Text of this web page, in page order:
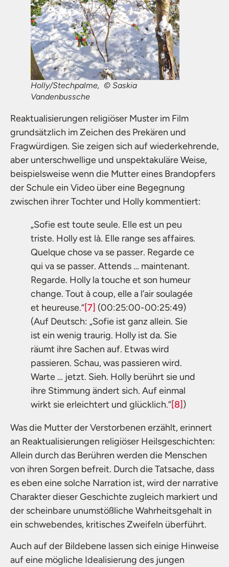
Holly/Stechpalme, © Saskia
Vandenbussche
Reaktualisierungen religiöser Muster im Film
grundsätzlich im Zeichen des Prekären und
Fragwürdigen. Sie zeigen sich auf wiederkehrende,
aber unterschwellige und unspektakuläre Weise,
beispielsweise wenn die Mutter eines Brandopfers
der Schule ein Video über eine Begegnung
zwischen ihrer Tochter und Holly kommentiert:
„Sofie est toute seule. Elle est un peu
triste. Holly est là. Elle range ses affaires.
Quelque chose va se passer. Regarde ce
qui va se passer. Attends … maintenant.
Regarde. Holly la touche et son humeur
change. Tout à coup, elle a l’air soulagée
et heureuse.“[7] (00:25:00-00:25:49)
(Auf Deutsch: „Sofie ist ganz allein. Sie
ist ein wenig traurig. Holly ist da. Sie
räumt ihre Sachen auf. Etwas wird
passieren. Schau, was passieren wird.
Warte … jetzt. Sieh. Holly berührt sie und
ihre Stimmung ändert sich. Auf einmal
wirkt sie erleichtert und glücklich.“[8])
Was die Mutter der Verstorbenen erzählt, erinnert
an Reaktualisierungen religiöser Heilsgeschichten:
Allein durch das Berühren werden die Menschen
von ihren Sorgen befreit. Durch die Tatsache, dass
es eben eine solche Narration ist, wird der narrative
Charakter dieser Geschichte zugleich markiert und
der scheinbare unumstößliche Wahrheitsgehalt in
ein schwebendes, kritisches Zweifeln überführt.
Auch auf der Bildebene lassen sich einige Hinweise
auf eine mögliche Idealisierung des jungen